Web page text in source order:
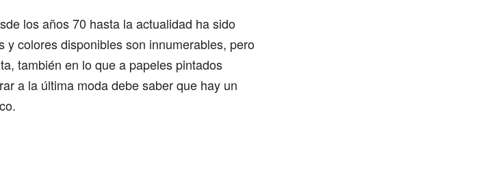
los años 70 hasta la actualidad ha sido
colores disponibles son innumerables, pero
también en lo que a papeles pintados
a la última moda debe saber que hay un